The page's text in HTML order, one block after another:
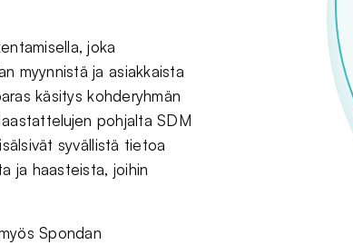
joka
myynnistä ja asiakkaista
käsitys kohderyhmän
pohjalta SDM
syvällistä tietoa
ja haasteista, joihin
Spondan